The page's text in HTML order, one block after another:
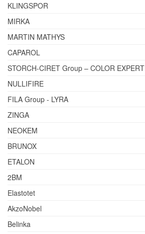
KLINGSPOR
MIRKA
MARTIN MATHYS
CAPAROL
STORCH-CIRET Group – COLOR EXPERT
NULLIFIRE
FILA Group - LYRA
ZINGA
NEOKEM
BRUNOX
ETALON
2BM
Elastotet
AkzoNobel
Belinka